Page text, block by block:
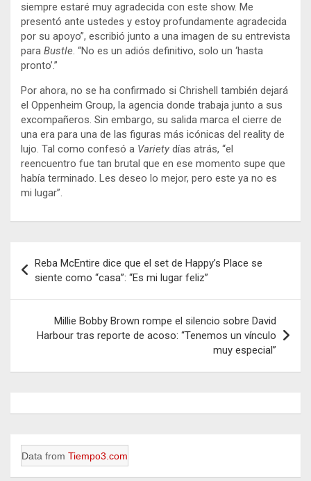
siempre estaré muy agradecida con este show. Me
presentó ante ustedes y estoy profundamente agradecida
por su apoyo”, escribió junto a una imagen de su entrevista
para Bustle. “No es un adiós definitivo, solo un ‘hasta
pronto’.”
Por ahora, no se ha confirmado si Chrishell también dejará
el Oppenheim Group, la agencia donde trabaja junto a sus
excompañeros. Sin embargo, su salida marca el cierre de
una era para una de las figuras más icónicas del reality de
lujo. Tal como confesó a Variety días atrás, “el
reencuentro fue tan brutal que en ese momento supe que
había terminado. Les deseo lo mejor, pero este ya no es
mi lugar”.
de
entradas
Reba McEntire dice que el set de Happy’s Place se
siente como “casa”: “Es mi lugar feliz”
Millie Bobby Brown rompe el silencio sobre David
Harbour tras reporte de acoso: “Tenemos un vínculo
muy especial”
Data from Tiempo3.com